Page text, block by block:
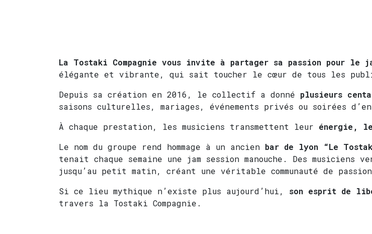
La Tostaki Compagnie vous invite à partager sa passion pour le
élégante et vibrante, qui sait toucher le cœur de tous les
Depuis sa création en 2016, le collectif a donné plusieurs
saisons culturelles, mariages, événements privés ou soirées
À chaque prestation, les musiciens transmettent leur énergie,
Le nom du groupe rend hommage à un ancien bar de lyon “Le
tenait chaque semaine une jam session manouche. Des
jusqu’au petit matin, créant une véritable communauté de
Si ce lieu mythique n’existe plus aujourd’hui, son esprit de
travers la Tostaki Compagnie.